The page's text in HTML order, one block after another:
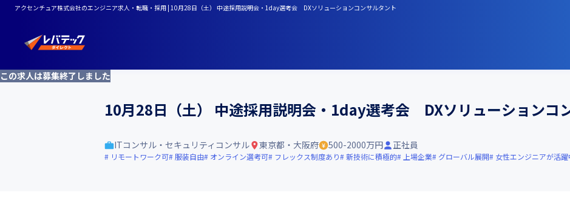
アクセンチュア株式会社のエンジニア求人・転職・採用 | 10月28日（土） 中途採用説明会・1day選考会 DXソリューションコンサルタント
この求人は募集終了しました
10月28日（土） 中途採用説明会・1day選考会 DXソリューションコ
ITコンサル・セキュリティコンサル 東京都・大阪府 500-2000万円 正社員
リモートワーク可 服装自由 オンライン選考可 フレックス制度あり 新技術に積極的 上場企業 グローバル展開 女性エンジニアが活躍